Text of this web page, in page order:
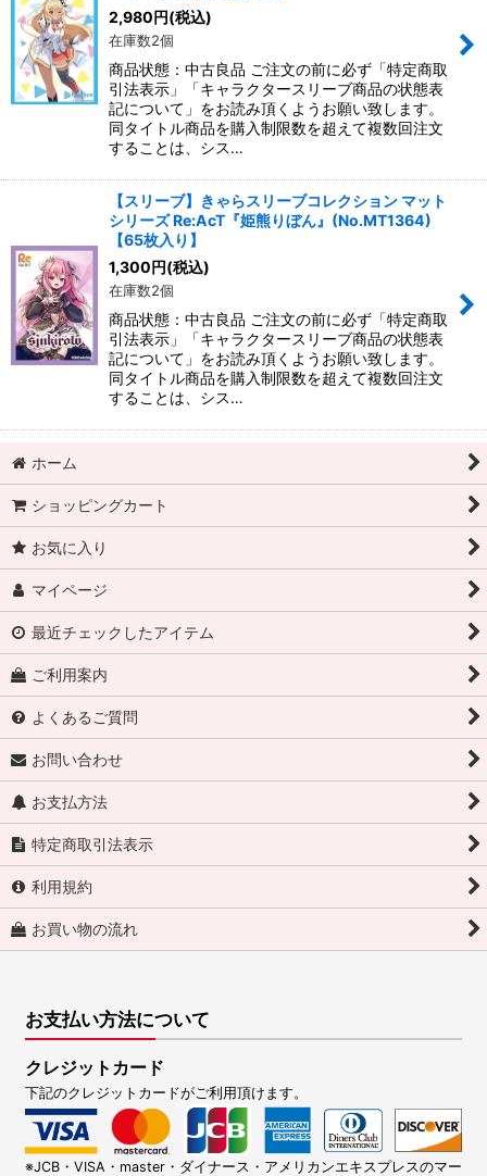
2,980円(税込)
在庫数2個
商品状態：中古良品 ご注文の前に必ず「特定商取
引法表示」「キャラクタースリーブ商品の状態表
記について」をお読み頂くようお願い致します。
同タイトル商品を購入制限数を超えて複数回注文
することは、シス…
【スリーブ】きゃらスリーブコレクション マット
シリーズ Re:AcT『姫熊りぼん』(No.MT1364)
【65枚入り】
1,300円(税込)
在庫数2個
商品状態：中古良品 ご注文の前に必ず「特定商取
引法表示」「キャラクタースリーブ商品の状態表
記について」をお読み頂くようお願い致します。
同タイトル商品を購入制限数を超えて複数回注文
することは、シス…
ホーム
ショッピングカート
お気に入り
マイページ
最近チェックしたアイテム
ご利用案内
よくあるご質問
お問い合わせ
お支払方法
特定商取引法表示
利用規約
お買い物の流れ
お支払い方法について
クレジットカード
下記のクレジットカードがご利用頂けます。
※JCB・VISA・master・ダイナース・アメリカンエキスプレスのマー